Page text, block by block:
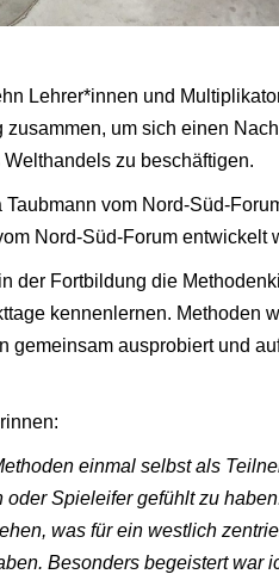
Lehrer*innen und
um sich einen
zu beschäftigen.
vom Nord-Süd-
Nord-Süd-Forum entwickelt
der Fortbildung die
kennenlernen. Methoden
gemeinsam ausprobiert und
einmal selbst als
Spieleifer gefühlt zu
was für ein westlich
Besonders begeistert war